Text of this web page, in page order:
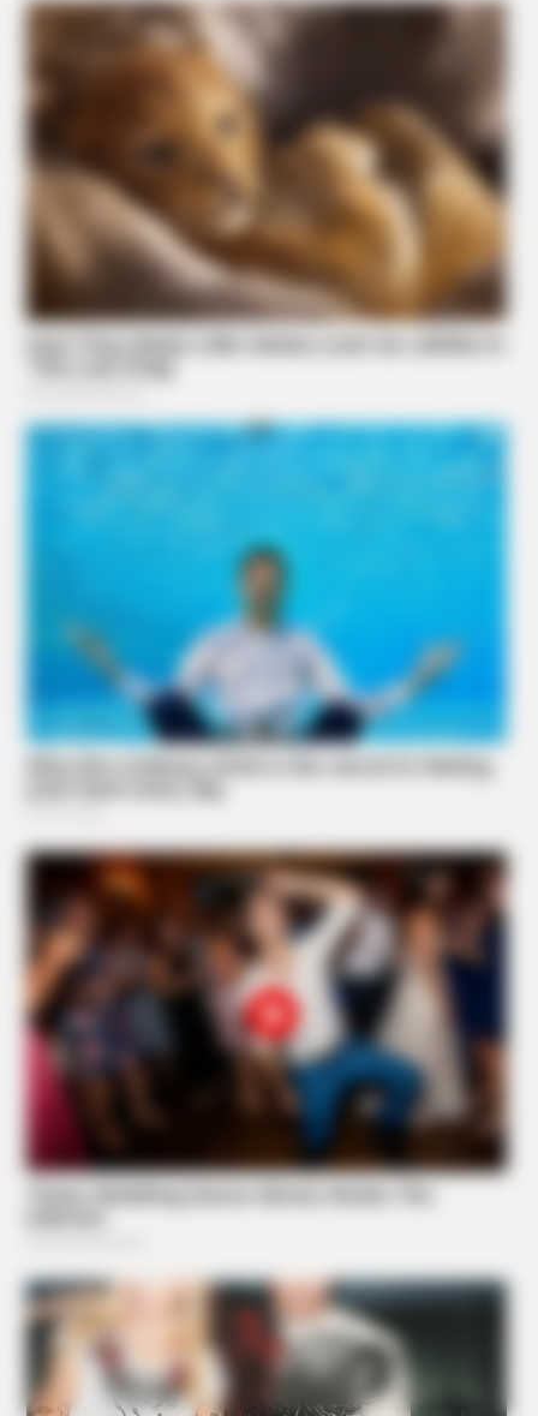
TV Couples Who Would Never Be Together: 9 Is Just Too
Too Hot For TV? These Scenes Slipped Through Anyway
Mystery Solved: Here's Why These 9 Actors Left Their TV
Shows
Who Will Take On The Iconic Role Next? Bond Casting
Rumors
Before You Go